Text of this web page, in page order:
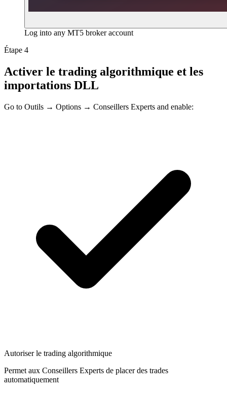
Log into any MT5 broker account
Étape 4
Activer le trading algorithmique et les
importations DLL
Go to Outils → Options → Conseillers Experts and enable:
Autoriser le trading algorithmique
Permet aux Conseillers Experts de placer des trades
automatiquement